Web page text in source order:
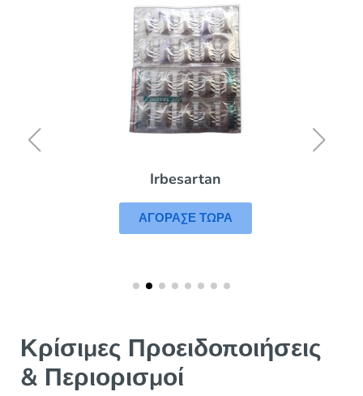
Irbesartan
ΑΓΟΡΑΣΕ ΤΩΡΑ
Κρίσιμες Προειδοποιήσεις
& Περιορισμοί